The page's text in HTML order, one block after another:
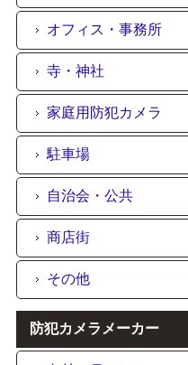
オフィス・事務所
寺・神社
家庭用防犯カメラ
駐車場
自治会・公共
商店街
その他
防犯カメラメーカー